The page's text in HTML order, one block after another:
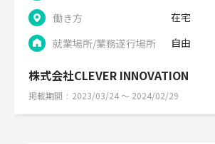
働き方
在宅
就業場所/業務遂行場所
自由
株式会社CLEVER INNOVATION
掲載期間 2023/03/24 〜 2024/02/29